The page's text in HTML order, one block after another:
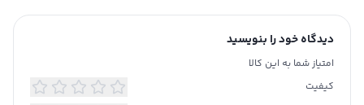
مناسب فصل چهار فصل
مدل یقه گرد
دیدگاه خود را بنویسید
امتیاز شما به این کالا
کیفیت